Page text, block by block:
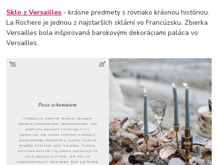
Sklo z Versailles - krásne predmety s rovnako krásnou históriou.
La Rochere je jednou z najstarších sklární vo Francúzsku. Zbierka
Versailles bola inšpirovaná barokovými dekoráciami paláca vo
Versailles.